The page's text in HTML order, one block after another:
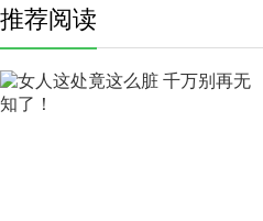
推荐阅读